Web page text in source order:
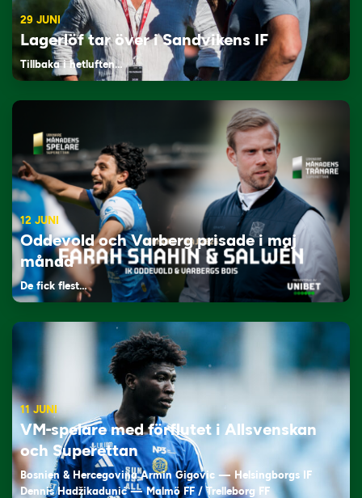
29 JUNI
Lagerlöf tar över i Sandvikens IF
Tillbaka i hetluften…
12 JUNI
Oddevold och Varberg prisade i maj
månad
De fick flest…
11 JUNI
VM-spelare med förflutet i Allsvenskan
och Superettan
Bosnien & Hercegovina Armin Gigovic — Helsingborgs IF
Dennis Hadžikadunić — Malmö FF / Trelleborg FF